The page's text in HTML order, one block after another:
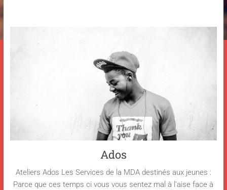
Ados
Ateliers Ados Les Services de la MDA destinés aux jeunes :
Parce que ces temps ci vous vous sentez mal à l’aise face à